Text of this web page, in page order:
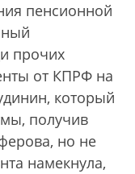
пенсионной
прочих
от КПРФ на
который
получив
но не
намекнула,